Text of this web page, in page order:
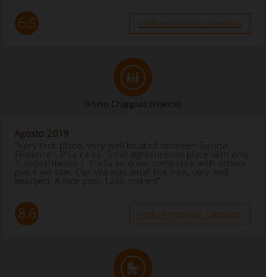
6.5 Vedi recensione completa
Bruno Chappuis (France)
Agosto 2019
“Very nice place. Very well located between Sienna -
Florence - Pisa cities. Small agricturismo place with only
5 appartments + 1 villa so quiet compared with others
place we saw. Our vila was small but nice, very well
equiped. A nice pool 12x6 meters”
8.6 Vedi recensione completa